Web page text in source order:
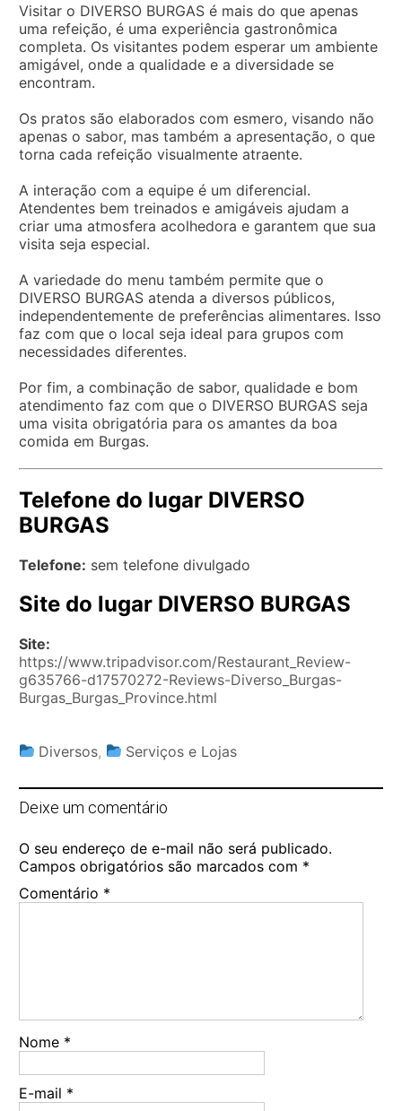
Visitar o DIVERSO BURGAS é mais do que apenas
uma refeição, é uma experiência gastronômica
completa. Os visitantes podem esperar um ambiente
amigável, onde a qualidade e a diversidade se
encontram.
Os pratos são elaborados com esmero, visando não
apenas o sabor, mas também a apresentação, o que
torna cada refeição visualmente atraente.
A interação com a equipe é um diferencial.
Atendentes bem treinados e amigáveis ajudam a
criar uma atmosfera acolhedora e garantem que sua
visita seja especial.
A variedade do menu também permite que o
DIVERSO BURGAS atenda a diversos públicos,
independentemente de preferências alimentares. Isso
faz com que o local seja ideal para grupos com
necessidades diferentes.
Por fim, a combinação de sabor, qualidade e bom
atendimento faz com que o DIVERSO BURGAS seja
uma visita obrigatória para os amantes da boa
comida em Burgas.
Telefone do lugar DIVERSO
BURGAS
Telefone: sem telefone divulgado
Site do lugar DIVERSO BURGAS
Site:
https://www.tripadvisor.com/Restaurant_Review-
g635766-d17570272-Reviews-Diverso_Burgas-
Burgas_Burgas_Province.html
Diversos, Serviços e Lojas
Deixe um comentário
O seu endereço de e-mail não será publicado.
Campos obrigatórios são marcados com *
Comentário *
Nome *
E-mail *